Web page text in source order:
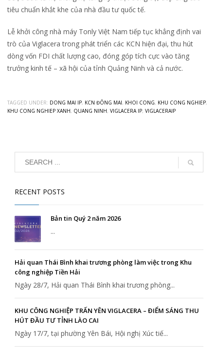
tiêu chuẩn khắt khe của nhà đầu tư quốc tế.
Lễ khởi công nhà máy Tonly Việt Nam tiếp tục khẳng định vai
trò của Viglacera trong phát triển các KCN hiện đại, thu hút
dòng vốn FDI chất lượng cao, đóng góp tích cực vào tăng
trưởng kinh tế – xã hội của tỉnh Quảng Ninh và cả nước.
TAGGED UNDER: DONG MAI IP, KCN ĐÔNG MAI, KHOI CONG, KHU CONG NGHIEP,
KHU CONG NGHIEP XANH, QUANG NINH, VIGLACERA IP, VIGLACERAIP
RECENT POSTS
Bản tin Quý 2 năm 2026
...
Hải quan Thái Bình khai trương phòng làm việc trong Khu
công nghiệp Tiền Hải
Ngày 28/7, Hải quan Thái Bình khai trương phòng...
KHU CÔNG NGHIỆP TRẤN YÊN VIGLACERA – ĐIỂM SÁNG THU
HÚT ĐẦU TƯ TỈNH LÀO CAI
Ngày 17/7, tại phường Yên Bái, Hội nghị Xúc tiế...